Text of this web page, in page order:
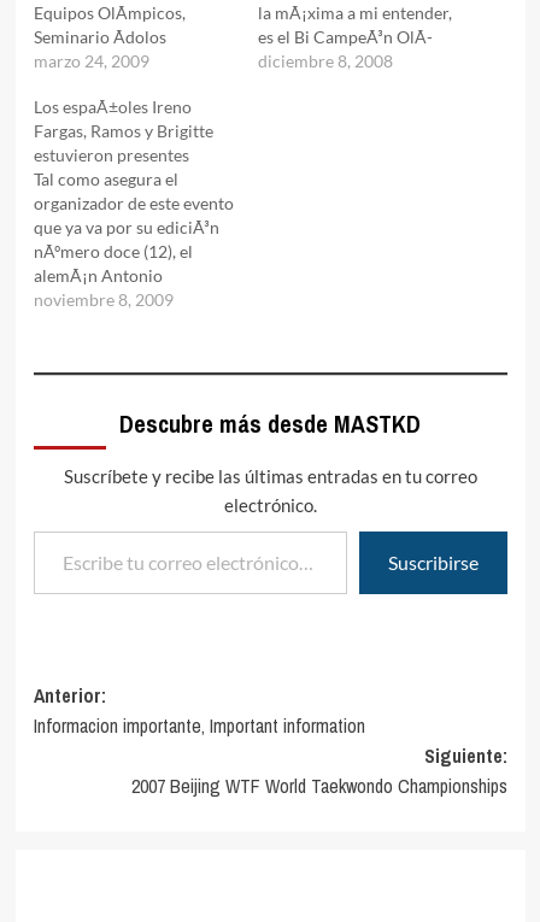
Equipos OlÃ­mpicos,
Seminario Ãdolos
Mundiales y el World
megaestrellas mundiales
del Equipo Nacional de
Francia manifestaron su
apoyo para con los
eventos organizados por la
FundaciÃ³n Ireno Fargas,
masTaekwondo.com y la
FederaciÃ³n Mexicana de
Taekwondo.Pascal Gentil:
marzo 24, 2009
la mÃ¡xima a mi entender,
es el Bi CampeÃ³n OlÃ­
mpico y dos veces
diciembre 8, 2008
Los espaÃ±oles Ireno
Fargas, Ramos y Brigitte
estuvieron presentes
Tal como asegura el
organizador de este evento
que ya va por su ediciÃ³n
nÃºmero doce (12), el
alemÃ¡n Antonio
Barbarino, "este seminario
reÃºne a la Flor y Nata del
Mundial".Como todos los
aÃ±os desde hace mÃ¡s de
una…
noviembre 8, 2009
Descubre más desde MASTKD
Suscríbete y recibe las últimas entradas en tu correo
electrónico.
Escribe tu correo electrónico…
Suscribirse
Navegación
de
entradas
Anterior:
Informacion importante, Important information
Siguiente:
2007 Beijing WTF World Taekwondo Championships